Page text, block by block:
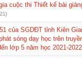
cuộc thi Thiết kế bài
của SGDĐT tỉnh Kiên
sóng dạy học trên
lớp 5 năm học 2021-2022.